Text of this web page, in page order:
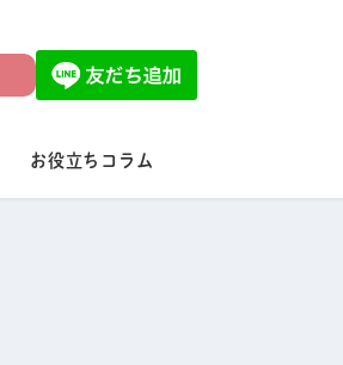
お役立ちコラム